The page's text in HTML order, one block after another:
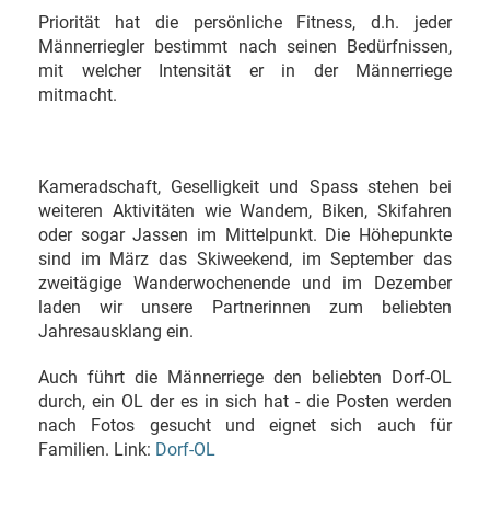
Priorität hat die persönliche Fitness, d.h. jeder
Männerriegler bestimmt nach seinen Bedürfnissen,
mit welcher Intensität er in der Männerriege
mitmacht.
Kameradschaft, Geselligkeit und Spass stehen bei
weiteren Aktivitäten wie Wandem, Biken, Skifahren
oder sogar Jassen im Mittelpunkt. Die Höhepunkte
sind im März das Skiweekend, im September das
zweitägige Wanderwochenende und im Dezember
laden wir unsere Partnerinnen zum beliebten
Jahresausklang ein.
Auch führt die Männerriege den beliebten Dorf-OL
durch, ein OL der es in sich hat - die Posten werden
nach Fotos gesucht und eignet sich auch für
Familien. Link: Dorf-OL